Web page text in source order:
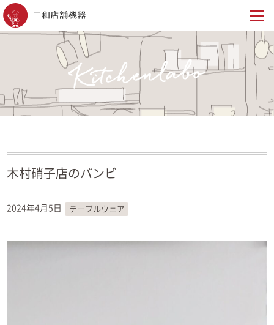
木村硝子店のバンビ
2024年4月5日 テーブルウェア